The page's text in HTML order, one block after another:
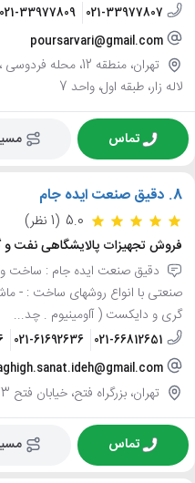
021-33977807
021-33977809
poursarvari@gmail.com
تهران، منطقه 12،
لاله زار، طبقه اول، واحد 7
تماس
8. دقیق صنعت ایده جام
5.0 (1 نظر)
فروش تجهیزات پالایشگاهی نفت و
دقیق صنعت ایده جام : ساخت و
گری و دایکست ( آاومینیوم . چد...
021-66812651
021-61692636
تهران، بزرگراه فتح، خیابان فتح 23، پلاک 27
تماس